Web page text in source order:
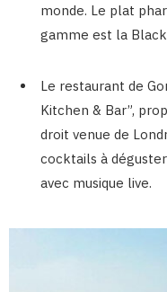
monde. Le plat
gamme est la Black
Le restaurant de
Kitchen & Bar”,
droit venue de
cocktails à
avec musique live.